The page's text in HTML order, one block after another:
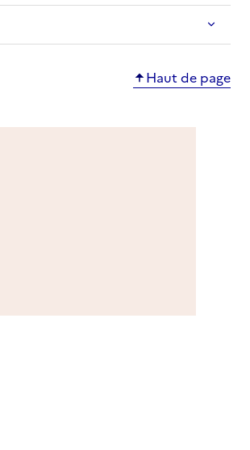
Haut de page